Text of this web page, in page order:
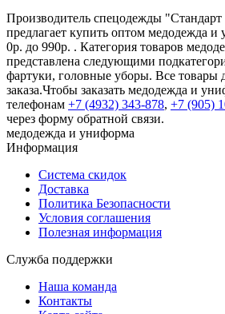
Производитель спецодежды
предлагает купить оптом медодежда
0р. до 990р. . Категория товаров
представлена следующими
фартуки, головные уборы. Все товары
заказа.Чтобы заказать медодежда и
телефонам +7 (4932) 343-878, +7 (905)
через форму обратной связи.
медодежда и униформа
Информация
Система скидок
Доставка
Политика Безопасности
Условия соглашения
Полезная информация
Служба поддержки
Наша команда
Контакты